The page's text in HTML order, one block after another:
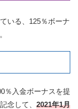
いる、125％ボーナ
％入金ボーナスを提
念して、 2021年1月